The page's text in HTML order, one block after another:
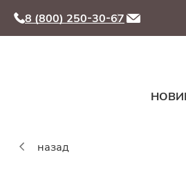
8 (800) 250-30-67
назад